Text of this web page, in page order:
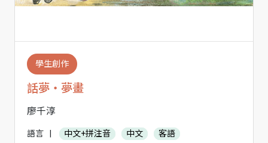
學生創作
話夢‧夢畫
廖千淳
語言 中文+拼注音 中文
客語